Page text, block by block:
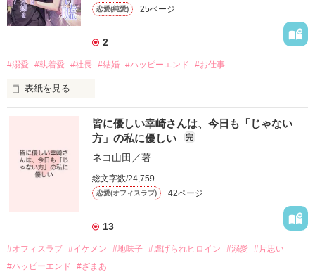
隣国で自由に暮らしてやろう。
お供に志願してきた侍女のリイネと共にやってきた、隣国オル
禁制。
可が降りてしまったのだ。
一瞬迷ったアルテミアだったが、特に女性扱いされたい訳でも
「バレなければまあ、いいだろう」
そんな考えで騎士団生活を続けることにしたが、彼女の中性的
な魅力は団員達を次第に困惑させやがて大きな騒動へとなって
恋愛(純愛) 25ページ
2
#溺愛 #執着愛 #社長 #結婚 #ハッピーエンド #お仕事
表紙を見る
事故で記憶を無くした花嫁　×　秘密を隠した辣腕社長
笹原久美(２６)は、ある日歩道橋の階段から足を滑らせ転がり
落ちる事故に合う。
なりの整った美しい男性、笹原昴(３２)の姿があった。
皆に優しい幸崎さんは、今日も「じゃない
方」の私に優しい
完
ネコ山田 ／著
総文字数/24,759
恋愛(オフィスラブ) 42ページ
13
#オフィスラブ #イケメン #地味子 #虐げられヒロイン #溺愛 #片思い
#ハッピーエンド
#ざまあ